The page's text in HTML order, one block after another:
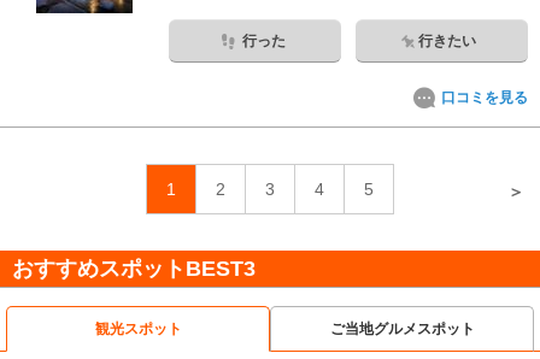
行った 行きたい
口コミを見る
1 2 3 4 5 ＞
おすすめスポットBEST3
観光スポット ご当地グルメスポット